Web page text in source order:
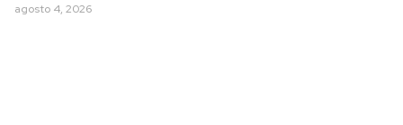
agosto 4, 2026